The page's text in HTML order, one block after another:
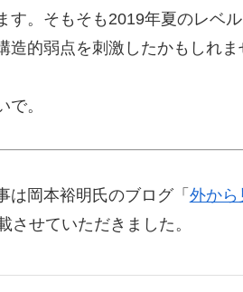
す。そもそも2019年夏のレベ
造的弱点を刺激したかもしれま
。
は岡本裕明氏のブログ「 外から
させていただきました。